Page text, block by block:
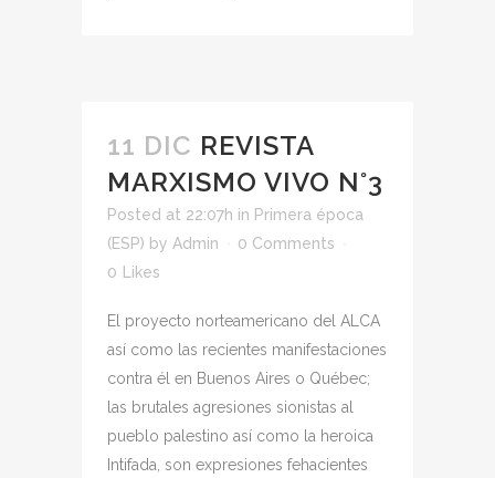
11 DIC REVISTA
MARXISMO VIVO N°3
Posted at 22:07h in Primera época
(ESP) by Admin
0 Comments
0
Likes
El proyecto norteamericano del ALCA
así como las recientes manifestaciones
contra él en Buenos Aires o Québec;
las brutales agresiones sionistas al
pueblo palestino así como la heroica
Intifada, son expresiones fehacientes